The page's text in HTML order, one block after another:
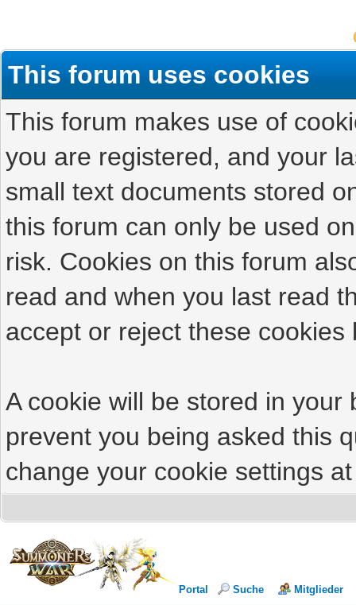
This forum uses cookies
This forum makes use of
you are registered, and your
small text documents stored
this forum can only be used
risk. Cookies on this forum
read and when you last read
accept or reject these cookies
A cookie will be stored in
prevent you being asked this
change your cookie settings
Portal Suche Mitglieder